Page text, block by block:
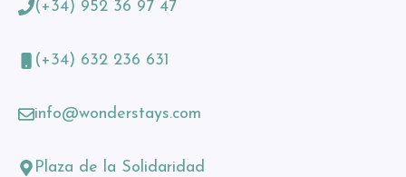
(+34) 952 36 97 47
(+34) 632 236 631
info@wonderstays.com
Plaza de la Solidaridad